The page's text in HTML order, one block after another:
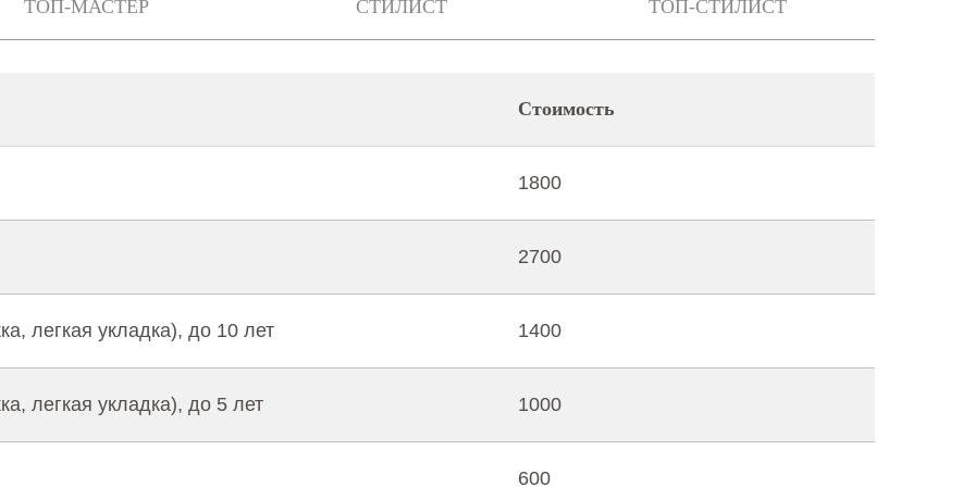
ТОП-МАСТЕР СТИЛИСТ ТОП-СТИЛИСТ
Стоимость
1800
2700
легкая укладка), до 10 лет 1400
легкая укладка), до 5 лет 1000
600